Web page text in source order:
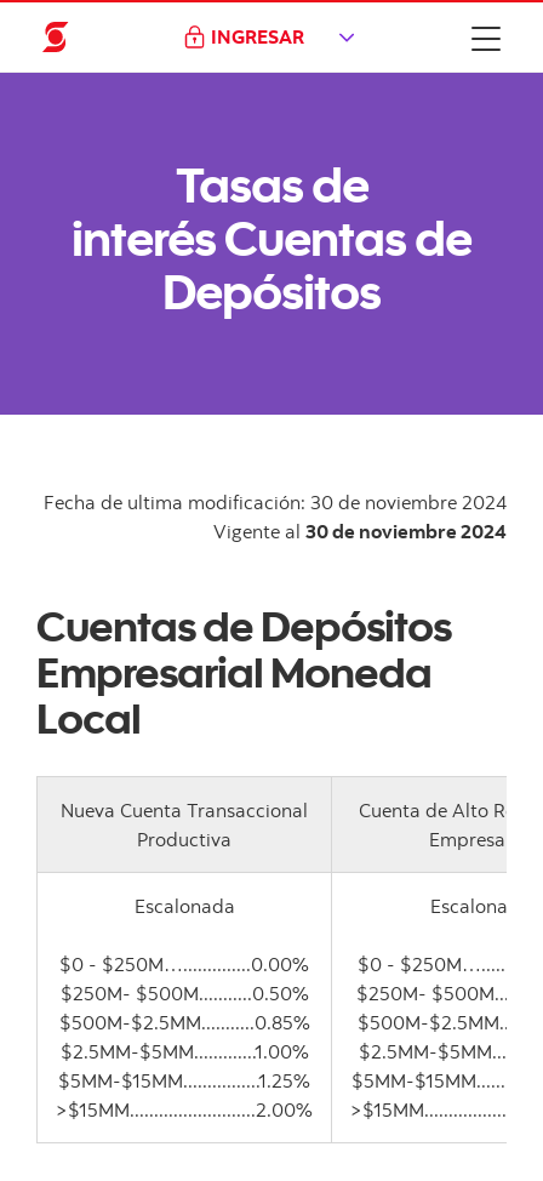
INGRESAR
Tasas de
interés Cuentas de
Depósitos
Fecha de ultima modificación: 30 de noviembre 2024
Vigente al 30 de noviembre 2024
Cuentas de Depósitos
Empresarial Moneda
Local
Nueva Cuenta Transaccional
Productiva
Cuenta de Alto
Empresarial
Escalonada
$0 - $250M…..............0.00%
$250M- $500M...........0.50%
$500M-$2.5MM...........0.85%
$2.5MM-$5MM.............1.00%
$5MM-$15MM................1.25%
>$15MM..........................2.00%
Escalonada
$0 -
$250M-
$500M-
$2.5MM-
$5MM-